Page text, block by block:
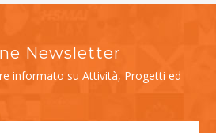
Newsletter
informato su Attività, Progetti ed